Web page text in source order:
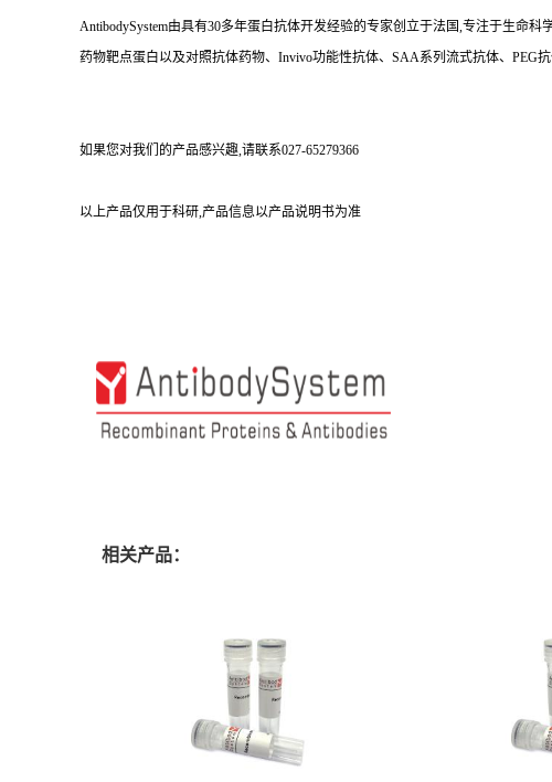
AntibodySystem由具有30多年蛋白抗体开发经验的专家创立于法国,专注于生命
药物靶点蛋白以及对照抗体药物、Invivo功能性抗体、SAA系列流式抗体、PEG
如果您对我们的产品感兴趣,请联系027-65279366
以上产品仅用于科研,产品信息以产品说明书为准
相关产品：